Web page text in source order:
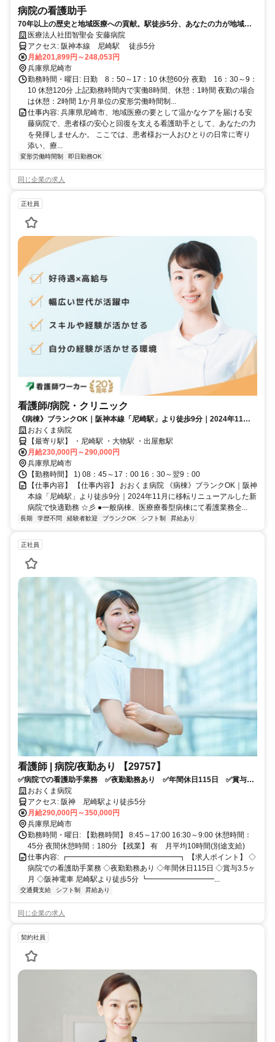
病院の看護助手
70年以上の歴史と地域医療への貢献。駅徒歩5分、あなたの力が地域を
支えるやりがいを実感できる環境です。
医療法人社団智聖会 安藤病院
アクセス: 阪神本線 尼崎駅 徒歩5分
月給201,899円～248,053円
兵庫県尼崎市
勤務時間・曜日: 日勤 8：50～17：10 休憩60分 夜勤 16：30～9：
10 休憩120分 上記勤務時間内で実働8時間、休憩：1時間 夜勤の場合
は休憩：2時間 1か月単位の変形労働時間制...
仕事内容: 兵庫県尼崎市、地域医療の要として温かなケアを届ける安
藤病院で、患者様の安心と回復を支える看護助手として、あなたの力
を発揮しませんか。 ここでは、患者様お一人おひとりの日常に寄り
添い、療...
変形労働時間制 即日勤務OK
同じ企業の求人
正社員
看護師/病院・クリニック
《病棟》ブランクOK｜阪神本線「尼崎駅」より徒歩9分｜2024年11月
に移転リニューアルした新病院で快適勤務⭐彡
おおくま病院
【最寄り駅】 ・尼崎駅 ・大物駅 ・出屋敷駅
月給230,000円～290,000円
兵庫県尼崎市
【勤務時間】 1) 08：45～17：00 16：30～翌9：00
【仕事内容】 【仕事内容】 おおくま病院 《病棟》ブランクOK｜阪神
本線「尼崎駅」より徒歩9分｜2024年11月に移転リニューアルした新
病院で快適勤務 ☆彡 ●一般病棟、医療療養型病棟にて看護業務全...
長期 学歴不問 経験者歓迎 ブランクOK シフト制 昇給あり
正社員
看護師 | 病院/夜勤あり 【29757】
✅病院での看護助手業務 ✅夜勤勤務あり ✅年間休日115日 ✅賞与3.5
ヶ月 ✅阪神電車 尼崎駅より徒歩5分
おおくま病院
アクセス: 阪神 尼崎駅より徒歩5分
月給290,000円～350,000円
兵庫県尼崎市
勤務時間・曜日: 【勤務時間】 8:45～17:00 16:30～9:00 休憩時間：
45分 夜間休憩時間：180分 【残業】 有 月平均10時間(別途支給)
仕事内容: ┏━━━━━━━━━━━━━━━┓ 【求人ポイント】 ◇
病院での看護助手業務 ◇夜勤勤務あり ◇年間休日115日 ◇賞与3.5ヶ
月 ◇阪神電車 尼崎駅より徒歩5分 ┗━━━━━━━━━...
交通費支給 シフト制 昇給あり
同じ企業の求人
契約社員